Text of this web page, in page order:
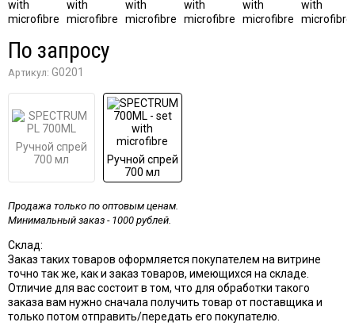
По запросу
Артикул: G0201
Ручной спрей
700 мл
Ручной спрей
700 мл
Продажа только по оптовым ценам.
Минимальный заказ - 1000 рублей.
Склад:
Заказ таких товаров оформляется покупателем на витрине
точно так же, как и заказ товаров, имеющихся на складе.
Отличие для вас состоит в том, что для обработки такого
заказа вам нужно сначала получить товар от поставщика и
только потом отправить/передать его покупателю.